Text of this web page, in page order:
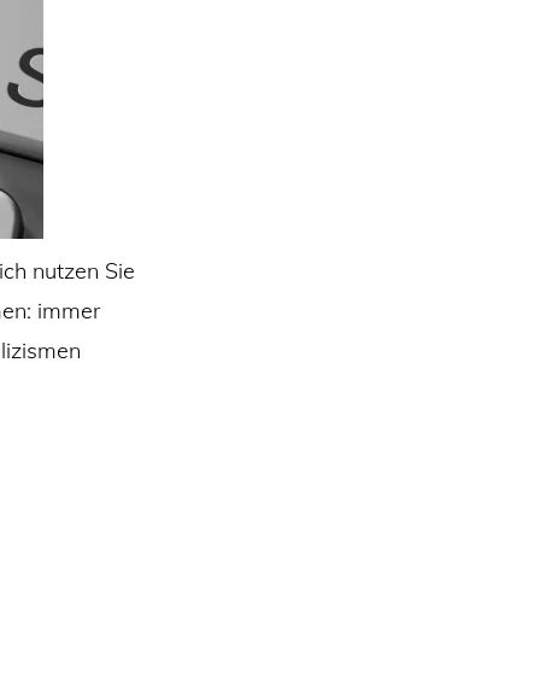
nutzen Sie
immer